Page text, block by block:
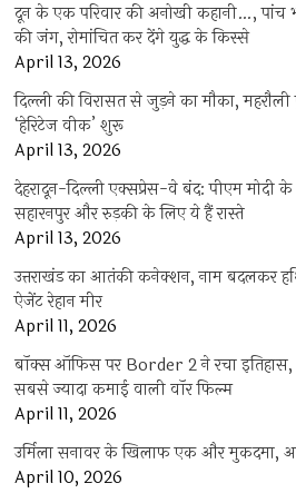
दून के एक परिवार की अनोखी कहानी…, पांच
की जंग, रोमांचित कर देंगे युद्ध के किस्से
April 13, 2026
दिल्ली की विरासत से जुड़ने का मौका, महरौली
‘हेरिटेज वीक’ शुरू
April 13, 2026
देहरादून-दिल्ली एक्सप्रेस-वे बंद: पीएम मोदी के
सहारनपुर और रुड़की के लिए ये हैं रास्ते
April 13, 2026
उत्तराखंड का आतंकी कनेक्शन, नाम बदलकर
ऐजेंट रेहान मीर
April 11, 2026
बॉक्स ऑफिस पर Border 2 ने रचा इतिहास,
सबसे ज्यादा कमाई वाली वॉर फिल्म
April 11, 2026
उर्मिला सनावर के खिलाफ एक और मुकदमा,
April 10, 2026